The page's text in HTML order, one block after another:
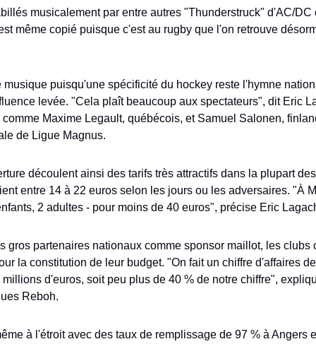
musicalement par entre autres "Thunderstruck" d'AC/
même copié puisque c'est au rugby que l'on retrouve
musique puisqu'une spécificité du hockey reste l'hymne
levée. "Cela plaît beaucoup aux spectateurs", dit Eric
Maxime Legault, québécois, et Samuel Salonen,
de Ligue Magnus.
découlent ainsi des tarifs très attractifs dans la plupart
entre 14 à 22 euros selon les jours ou les adversaires. "À
2 adultes - pour moins de 40 euros", précise Eric
gros partenaires nationaux comme sponsor maillot, les clubs
la constitution de leur budget. "On fait un chiffre d'affaires
d'euros, soit peu plus de 40 % de notre chiffre",
Reboh.
à l'étroit avec des taux de remplissage de 97 % à Angers